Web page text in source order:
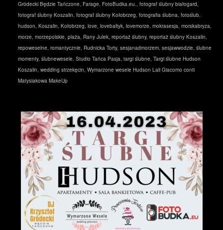
Gródecki Będzie Tańczone, Farage, FotoBudka.eu., fotograf ślubny białogard,
fotograf ślubny Koszalin, fotograf ślubny Kołobrzeg, fotografia ślubna, fotoślub,
hudson, Koszalin, Kołobrzeg, love, lovebaltyk, lovemorze, mokrasesja, morskabryza,
morze, morzepolskie, plaża, Rany Julek, reportaż ślubny, reportaż ślubny Koszalin,
repoweselne, romantycznie, Rudnicka Torty, sesjanadmorzem, sesjawwodzie, ślubne
momenty, ślubnewesele, Studio Tańca Pasja, targi ślubne, Targi ślubne Hudson
Koszalin, wedding strzekęcin, Wymarzone wesele Hudson Lali Giacomo conti
Matysiakowa MakeUp